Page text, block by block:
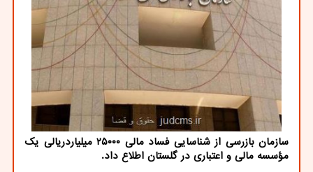
سازمان بازرسی از شناسایی فساد مالی ۲۵۰۰۰ میلیاردریالی یک
مؤسسه مالی و اعتباری در گلستان اطلاع داد.